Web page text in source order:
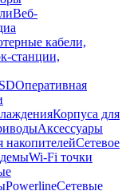
Веб-
кабели,
станции,
Оперативная
Корпуса для
Аксессуары
накопителейСетевое
Wi-Fi точки
PowerlineСетевые